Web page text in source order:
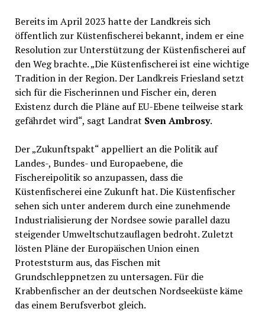
Bereits im April 2023 hatte der Landkreis sich
öffentlich zur Küstenfischerei bekannt, indem er eine
Resolution zur Unterstützung der Küstenfischerei auf
den Weg brachte. „Die Küstenfischerei ist eine wichtige
Tradition in der Region. Der Landkreis Friesland setzt
sich für die Fischerinnen und Fischer ein, deren
Existenz durch die Pläne auf EU-Ebene teilweise stark
gefährdet wird“, sagt Landrat Sven Ambrosy.
Der „Zukunftspakt“ appelliert an die Politik auf
Landes-, Bundes- und Europaebene, die
Fischereipolitik so anzupassen, dass die
Küstenfischerei eine Zukunft hat. Die Küstenfischer
sehen sich unter anderem durch eine zunehmende
Industrialisierung der Nordsee sowie parallel dazu
steigender Umweltschutzauflagen bedroht. Zuletzt
lösten Pläne der Europäischen Union einen
Proteststurm aus, das Fischen mit
Grundschleppnetzen zu untersagen. Für die
Krabbenfischer an der deutschen Nordseeküste käme
das einem Berufsverbot gleich.